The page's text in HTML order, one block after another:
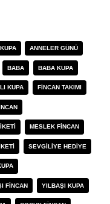
ANNELER GÜNÜ
BABA BABA KUPA
KUPA FINCAN TAKIMI
MESLEK FINCAN
SEVGILIYE HEDIYE
FINCAN YILBAŞI KUPA